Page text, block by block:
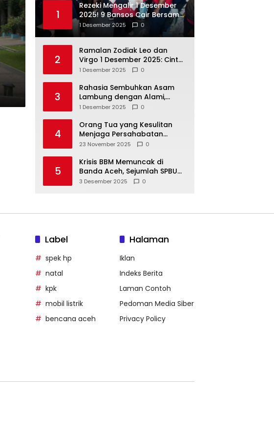
1
Rezeki Mengalir 1 Desember
2025! 9 Bansos Cair Bersama:
PKH, BPNT, dan KKS Mandiri
Double
1 Desember 2025 0
2
Ramalan Zodiak Leo dan
Virgo 1 Desember 2025: Cinta,
Karir, Kesehatan, dan
1 Desember 2025 0
3
Rahasia Sembuhkan Asam
Lambung dengan Alami,
Nomor 4 Disalahpahami
1 Desember 2025 0
4
Orang Tua yang Kesulitan
Menjaga Persahabatan
Biasanya Lakukan 8 Hal Ini
23 November 2025 0
5
Krisis BBM Memuncak di
Banda Aceh, Sejumlah SPBU
Tutup Total
3 Desember 2025 0
Label
spek hp
natal
kpk
mobil listrik
bencana aceh
Halaman
Iklan
Indeks Berita
Laman Contoh
Pedoman Media Siber
Privacy Policy